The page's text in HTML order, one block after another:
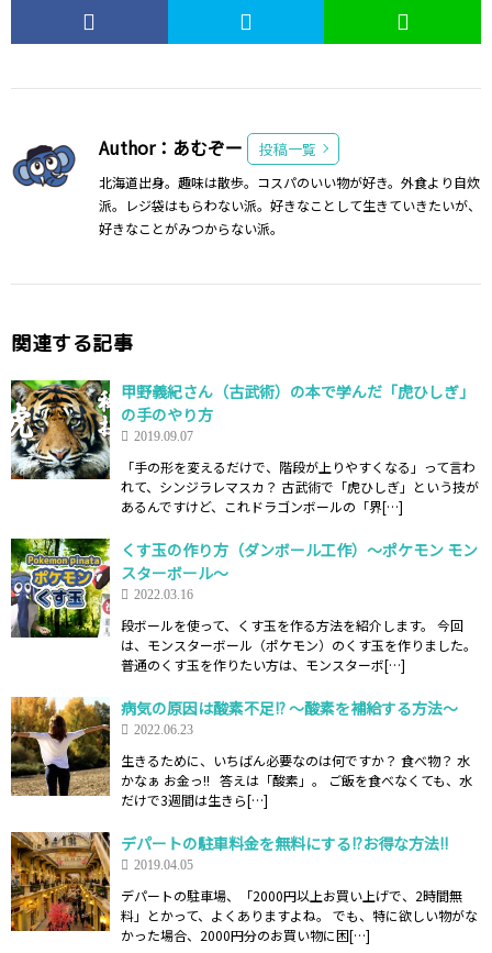
Author：あむぞー 投稿一覧
北海道出身。趣味は散歩。コスパのいい物が好き。外食より自炊
派。レジ袋はもらわない派。好きなことして生きていきたいが、
好きなことがみつからない派。
関連する記事
甲野義紀さん（古武術）の本で学んだ「虎ひしぎ」
の手のやり方
2019.09.07
「手の形を変えるだけで、階段が上りやすくなる」って言わ
れて、シンジラレマスカ？ 古武術で「虎ひしぎ」という技が
あるんですけど、これドラゴンボールの「界[…]
くす玉の作り方（ダンボール工作）～ポケモン モン
スターボール～
2022.03.16
段ボールを使って、くす玉を作る方法を紹介します。 今回
は、モンスターボール（ポケモン）のくす玉を作りました。
普通のくす玉を作りたい方は、モンスターボ[…]
病気の原因は酸素不足!? ～酸素を補給する方法～
2022.06.23
生きるために、いちばん必要なのは何ですか？ 食べ物？ 水
かなぁ お金っ!! 答えは「酸素」。 ご飯を食べなくても、水
だけで3週間は生きら[…]
デパートの駐車料金を無料にする!?お得な方法!!
2019.04.05
デパートの駐車場、「2000円以上お買い上げで、2時間無
料」とかって、よくありますよね。 でも、特に欲しい物がな
かった場合、2000円分のお買い物に困[…]